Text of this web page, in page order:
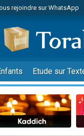
rejoindre sur WhatsApp
Torah-Box Music
faire un don pour Tsédaka
faire un don pour Diane,
de grandeur n°104 :
une bénédiction
faire un don pour Sauvez
en groupe sur Zoom
Etude sur